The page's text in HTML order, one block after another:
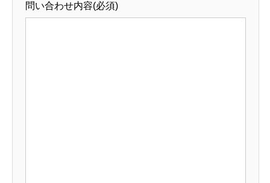
問い合わせ内容(必須)